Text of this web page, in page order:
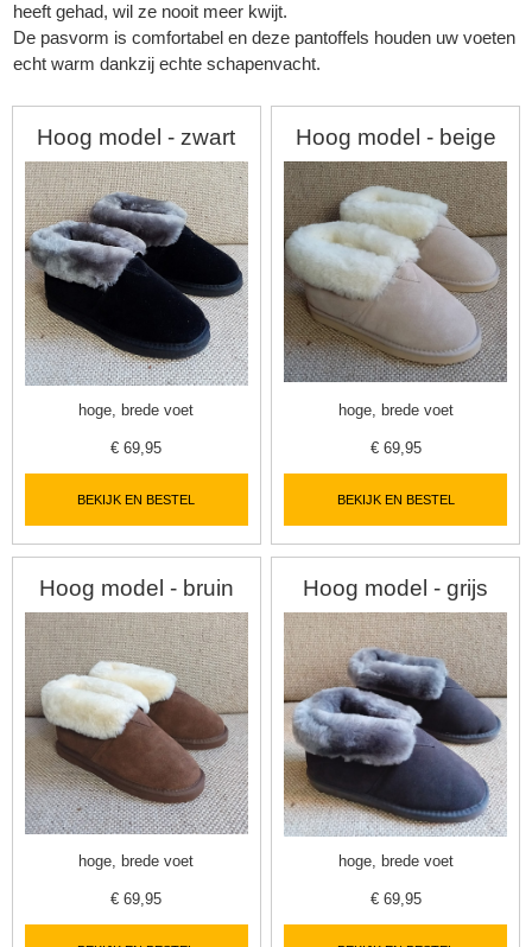
heeft gehad, wil ze nooit meer kwijt.
De pasvorm is comfortabel en deze pantoffels houden uw voeten
echt warm dankzij echte schapenvacht.
Hoog model - zwart
hoge, brede voet
€69,95
BEKIJK EN BESTEL
Hoog model - beige
hoge, brede voet
€ 69,95
BEKIJK EN BESTEL
Hoog model - bruin
hoge, brede voet
€69,95
Hoog model - grijs
hoge, brede voet
€ 69,95